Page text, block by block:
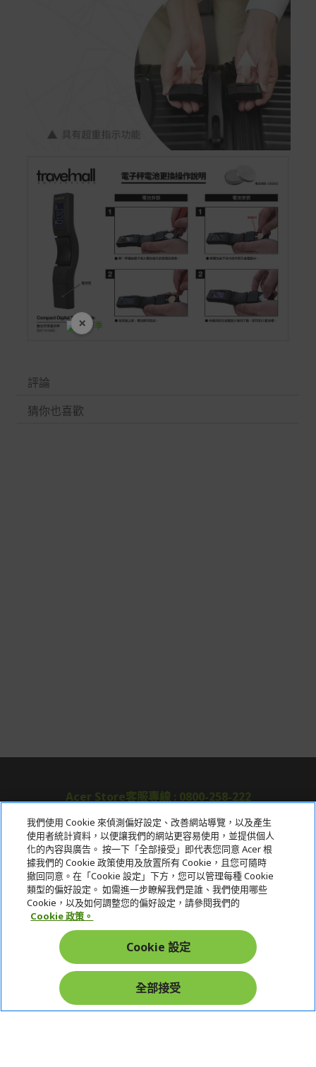
評論
猜你也喜歡
Acer Store客服專線 : 0800-258-222
關於宏碁
服務
宏碁網路商城
在社群上追蹤 Acer
× 開學裝備全面降價
我們使用 Cookie 來偵測偏好設定、改善網站導覽，以及產生
使用者統計資料，以便讓我們的網站更容易使用，並提供個人
化的內容與廣告。 按一下「全部接受」即代表您同意 Acer 根
據我們的 Cookie 政策使用及放置所有 Cookie，且您可隨時
撤回同意。在「Cookie 設定」下方，您可以管理每種 Cookie
類型的偏好設定。 如需進一步瞭解我們是誰、我們使用哪些
Cookie，以及如何調整您的偏好設定，請參閱我們的
Cookie 政策。
Cookie 設定
全部接受